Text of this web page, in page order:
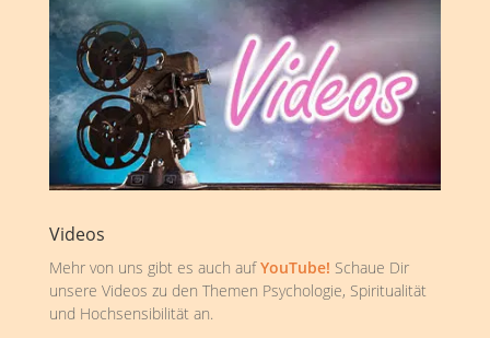
Videos
Mehr von uns gibt es auch aufYouTube! Schaue Dir
unsere Videos zu den Themen Psychologie, Spiritualität
und Hochsensibilität an.